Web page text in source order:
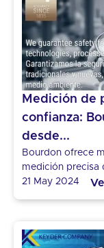
Medición de
confianza:
desde...
Bourdon ofrece
medición precisa
21 May 2024